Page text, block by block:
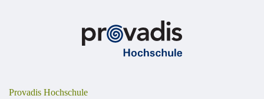
Provadis Hochschule